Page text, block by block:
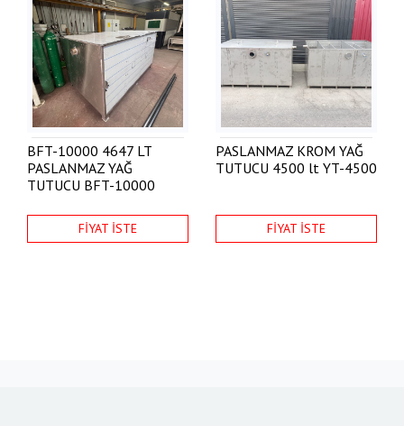
BFT-10000 4647 LT
PASLANMAZ YAĞ
TUTUCU BFT-10000
FİYAT İSTE
PASLANMAZ KROM YAĞ
TUTUCU 4500 lt YT-4500
FİYAT İSTE